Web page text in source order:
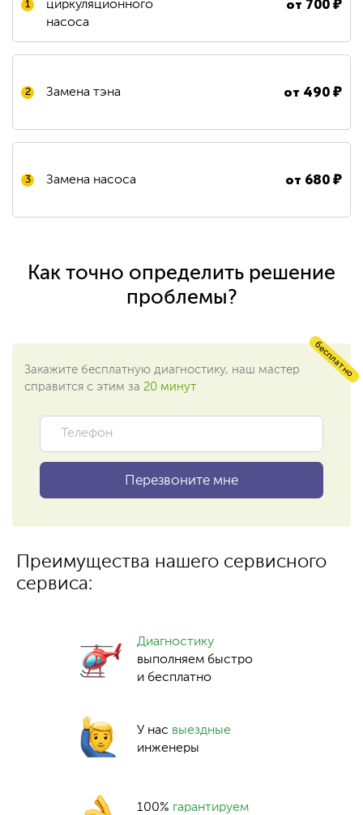
1
циркуляционного
насоса
от 700₽
2 Замена тэна от 490₽
3 Замена насоса от 680₽
Как точно определить решение
проблемы?
бесплатно
Закажите бесплатную диагностику, наш мастер
справится с этим за 20 минут
Преимущества нашего сервисного
сервиса:
Диагностику
выполняем быстро
и бесплатно
У нас выездные
инженеры
100% гарантируем